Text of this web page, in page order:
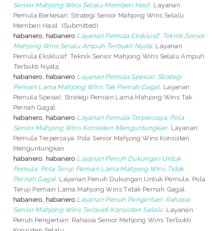
Senior Mahjong Wins Selalu Memberi Hasil. Layanan
Pemula Berkesan: Strategi Senior Mahjong Wins Selalu
Memberi Hasil. (Submitted)
habanero, habanero Layanan Pemula Eksklusif: Teknik Senior
Mahjong Wins Selalu Ampuh Terbukti Nyata. Layanan
Pemula Eksklusif: Teknik Senior Mahjong Wins Selalu Ampuh
Terbukti Nyata.
habanero, habanero Layanan Pemula Spesial: Strategi
Pemain Lama Mahjong Wins Tak Pernah Gagal. Layanan
Pemula Spesial: Strategi Pemain Lama Mahjong Wins Tak
Pernah Gagal.
habanero, habanero Layanan Pemula Terpercaya: Pola
Senior Mahjong Wins Konsisten Menguntungkan. Layanan
Pemula Terpercaya: Pola Senior Mahjong Wins Konsisten
Menguntungkan.
habanero, habanero Layanan Penuh Dukungan Untuk
Pemula: Pola Teruji Pemain Lama Mahjong Wins Tidak
Pernah Gagal. Layanan Penuh Dukungan Untuk Pemula: Pola
Teruji Pemain Lama Mahjong Wins Tidak Pernah Gagal.
habanero, habanero Layanan Penuh Pengertian: Rahasia
Senior Mahjong Wins Terbukti Konsisten Selalu. Layanan
Penuh Pengertian: Rahasia Senior Mahjong Wins Terbukti